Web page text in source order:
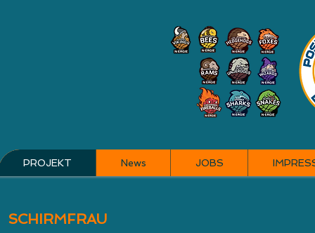
PROJEKT News JOBS
SCHIRMFRAU